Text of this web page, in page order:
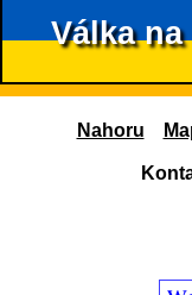
Válka
Nahoru